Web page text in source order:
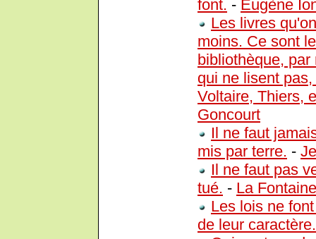
font. - Eugène
Les livres
moins. Ce sont
bibliothèque,
qui ne lisent
Voltaire, Thiers,
Goncourt
Il ne faut
mis par terre. -
Il ne faut pas
tué. - La Fontaine
Les lois ne
de leur caractère.